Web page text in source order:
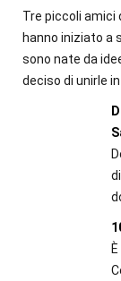
Tre piccoli amici
hanno iniziato a
sono nate da
deciso di unirle in